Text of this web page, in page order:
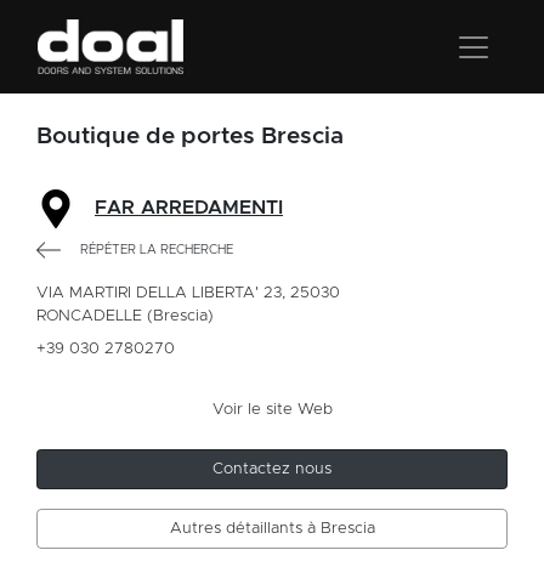
Boutique de portes Brescia
FAR ARREDAMENTI
RÉPÉTER LA RECHERCHE
VIA MARTIRI DELLA LIBERTA' 23, 25030
RONCADELLE (Brescia)
+39 030 2780270
Voir le site Web
Contactez nous
Autres détaillants à Brescia